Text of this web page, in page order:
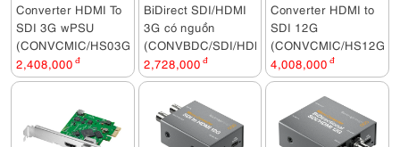
Converter HDMI To
SDI 3G wPSU
(CONVCMIC/HS03G/WPSU)
2,408,000 đ
BiDirect SDI/HDMI
3G có nguồn
(CONVBDC/SDI/HDMI03G/PS)
2,728,000 đ
Converter HDMI to
SDI 12G
(CONVCMIC/HS12G)
4,008,000 đ